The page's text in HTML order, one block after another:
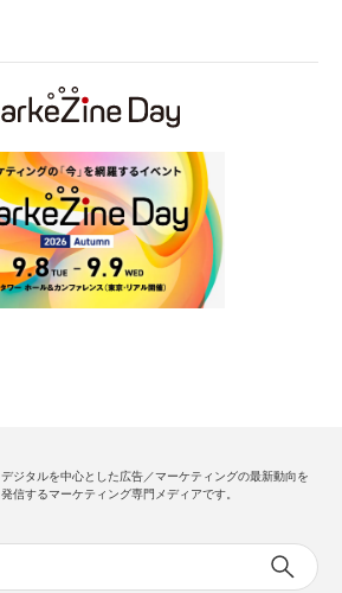
デジタルを中心とした広告／マーケティングの最新動向を
発信するマーケティング専門メディアです。